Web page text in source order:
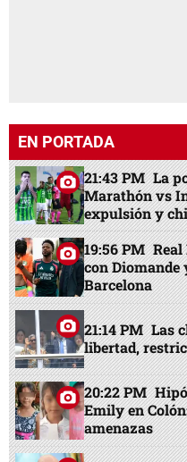
EN PORTADA
21:43 PM La
Marathón vs
expulsión y
19:56 PM
con
Barcelona
21:14 PM Las
libertad,
20:22 PM
Emily en
amenazas